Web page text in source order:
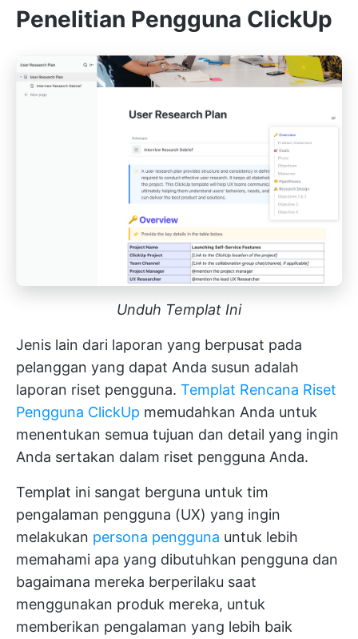
Penelitian Pengguna ClickUp
Unduh Templat Ini
Jenis lain dari laporan yang berpusat pada
pelanggan yang dapat Anda susun adalah
laporan riset pengguna. Templat Rencana Riset
Pengguna ClickUp memudahkan Anda untuk
menentukan semua tujuan dan detail yang ingin
Anda sertakan dalam riset pengguna Anda.
Templat ini sangat berguna untuk tim
pengalaman pengguna (UX) yang ingin
melakukan persona pengguna untuk lebih
memahami apa yang dibutuhkan pengguna dan
bagaimana mereka berperilaku saat
menggunakan produk mereka, untuk
memberikan pengalaman yang lebih baik